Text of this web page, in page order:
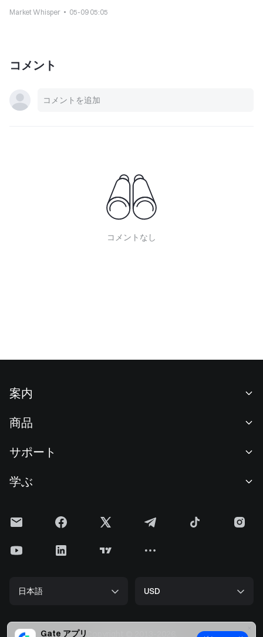
Gate アプリ
Market Whisper 05-09 05:05
コメント
コメントなし
案内
ニュースルーム
F1 Oracle Red Bull Racing 公式スポンサー
クッキーポリシー
準備金証明
セキュリティ
商品
現物取引
投資センター
Alpha
サポート
手数料
上場申請
開発者（API）
学ぶ
Gateニュース
ETHアップグレード
日本語 USD